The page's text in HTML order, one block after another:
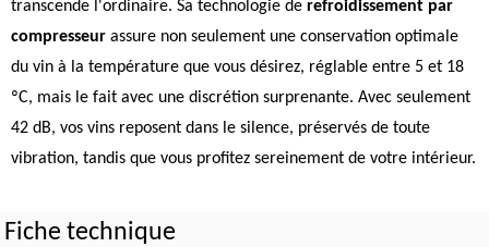
transcende l'ordinaire. Sa technologie de refroidissement par
compresseur assure non seulement une conservation optimale
du vin à la température que vous désirez, réglable entre 5 et 18
ºC, mais le fait avec une discrétion surprenante. Avec seulement
42 dB, vos vins reposent dans le silence, préservés de toute
vibration, tandis que vous profitez sereinement de votre intérieur.
Fiche technique